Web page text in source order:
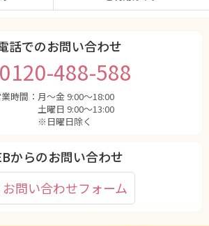
話でのお問い合わせ
0120-488-588
時間： 月〜金 9:00〜18:00
土曜日 9:00〜13:00
※日曜日除く
からのお問い合わせ
お問い合わせフォーム